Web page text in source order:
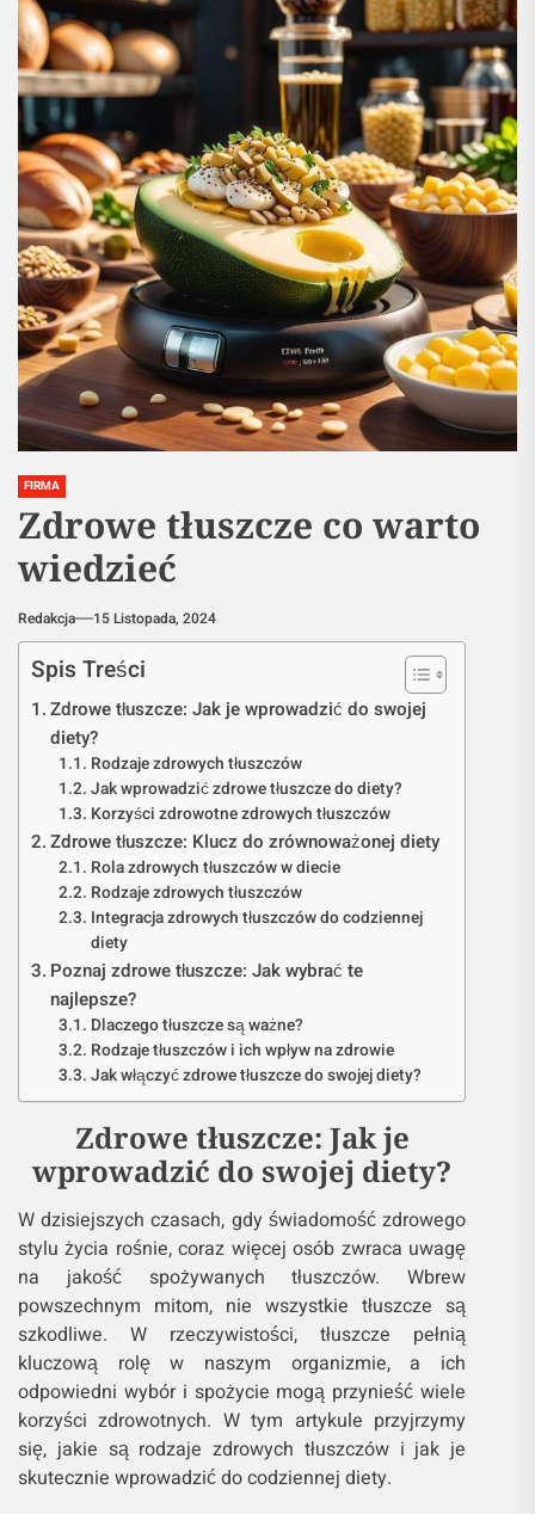
FIRMA
Zdrowe tłuszcze co warto
wiedzieć
Redakcja 15 Listopada, 2024
Spis Treści
Zdrowe tłuszcze: Jak je wprowadzić do swojej
diety?
Rodzaje zdrowych tłuszczów
Jak wprowadzić zdrowe tłuszcze do diety?
Korzyści zdrowotne zdrowych tłuszczów
Zdrowe tłuszcze: Klucz do zrównoważonej diety
Rola zdrowych tłuszczów w diecie
Rodzaje zdrowych tłuszczów
Integracja zdrowych tłuszczów do codziennej
diety
Poznaj zdrowe tłuszcze: Jak wybrać te
najlepsze?
Dlaczego tłuszcze są ważne?
Rodzaje tłuszczów i ich wpływ na zdrowie
Jak włączyć zdrowe tłuszcze do swojej diety?
Zdrowe tłuszcze: Jak je
wprowadzić do swojej diety?
W dzisiejszych czasach, gdy świadomość zdrowego
stylu życia rośnie, coraz więcej osób zwraca uwagę
na jakość spożywanych tłuszczów. Wbrew
powszechnym mitom, nie wszystkie tłuszcze są
szkodliwe. W rzeczywistości, tłuszcze pełnią
kluczową rolę w naszym organizmie, a ich
odpowiedni wybór i spożycie mogą przynieść wiele
korzyści zdrowotnych. W tym artykule przyjrzymy
się, jakie są rodzaje zdrowych tłuszczów i jak je
skutecznie wprowadzić do codziennej diety.